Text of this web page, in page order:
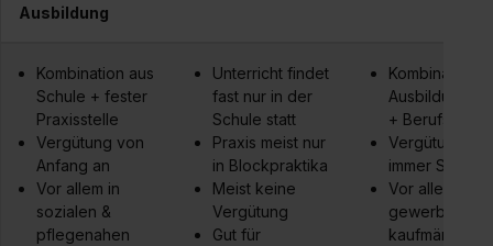
Ausbildung
Kombination aus
Schule + fester
Praxisstelle
Vergütung von
Anfang an
Vor allem in
sozialen &
pflegenahen
Unterricht findet
fast nur in der
Schule statt
Praxis meist nur
in Blockpraktika
Meist keine
Vergütung
Gut für
Kombination
+
Vergütung
immer
Vor allem in
gewerblichen,